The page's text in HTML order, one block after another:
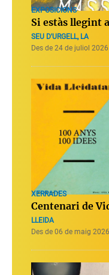
EXPOSICIONS
Si estàs llegint
SEU D'URGELL, LA
Des de 24 de juliol
XERRADES
Centenari de
LLEIDA
Des de 06 de maig